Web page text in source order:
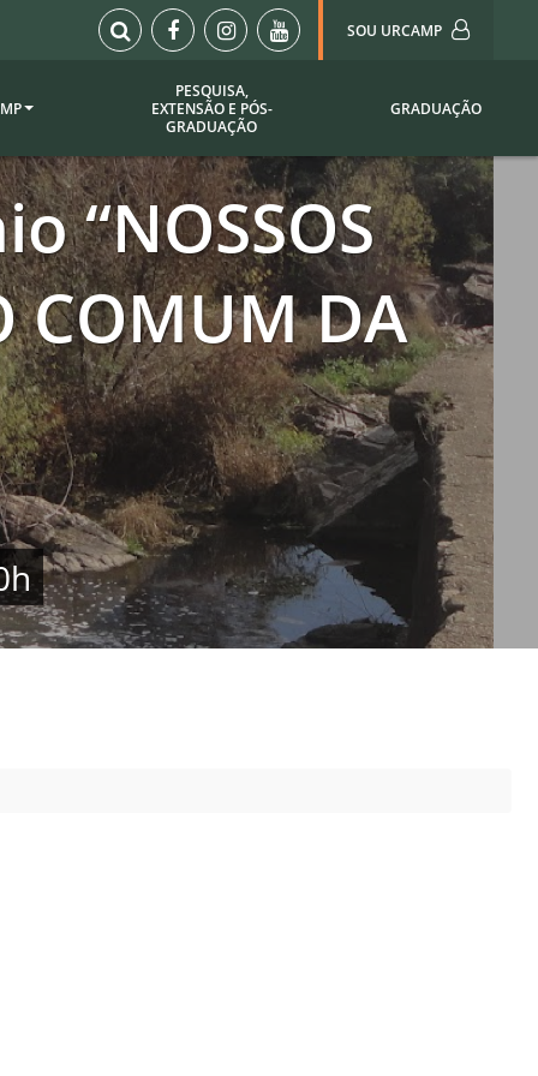
SOU URCAMP
Sou Urcamp (Portal)
Biblioteca
Biblioteca Virtual
Enade Urcamp
Intranet
Plataforma Moodle
Setor de Registros
Acadêmicos
SOU I
Webdiário
Prova de Proficiência
Manual de TCC
Estruturação de TCC
Taborda
de
Portarias /
Institucional
PESQUISA,
EXTENSÃO E PÓS-
GRADUAÇÃO
GRADUAÇÃO
“NOSSOS
COMUM DA